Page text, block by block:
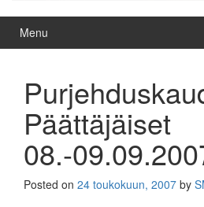
Menu
Päättäjäiset
08.-
Posted on 24 toukokuun, 2007 by